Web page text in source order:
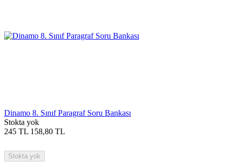
Dinamo 8. Sınıf Paragraf Soru Bankası
Stokta yok
245 TL 158,80 TL
Stokta yok